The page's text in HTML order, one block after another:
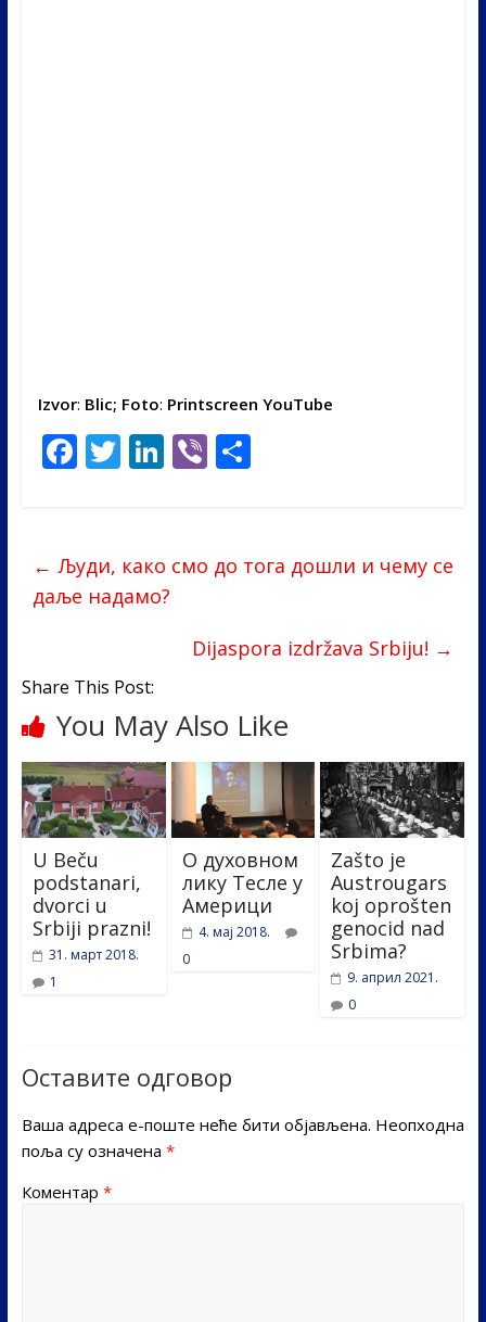
Izvor: Blic; Foto: Printscreen YouTube
F
b
o
T
er
Li
e
dI
Vi S
e
← Људи, како смо до тога дошли и чему се
даље надамо?
Dijaspora izdržava Srbiju! →
Share This Post:
You May Also Like
U Beču
podstanari,
dvorci u
Srbiji prazni!
31. март 2018.
1
О духовном
лику Тесле у
Америци
4. мај 2018.
0
Zašto je
Austrougars
koj oprošten
genocid nad
Srbima?
9. април 2021.
0
Оставите одговор
Ваша адреса е-поште неће бити објављена. Неопходна
поља су означена *
Коментар *